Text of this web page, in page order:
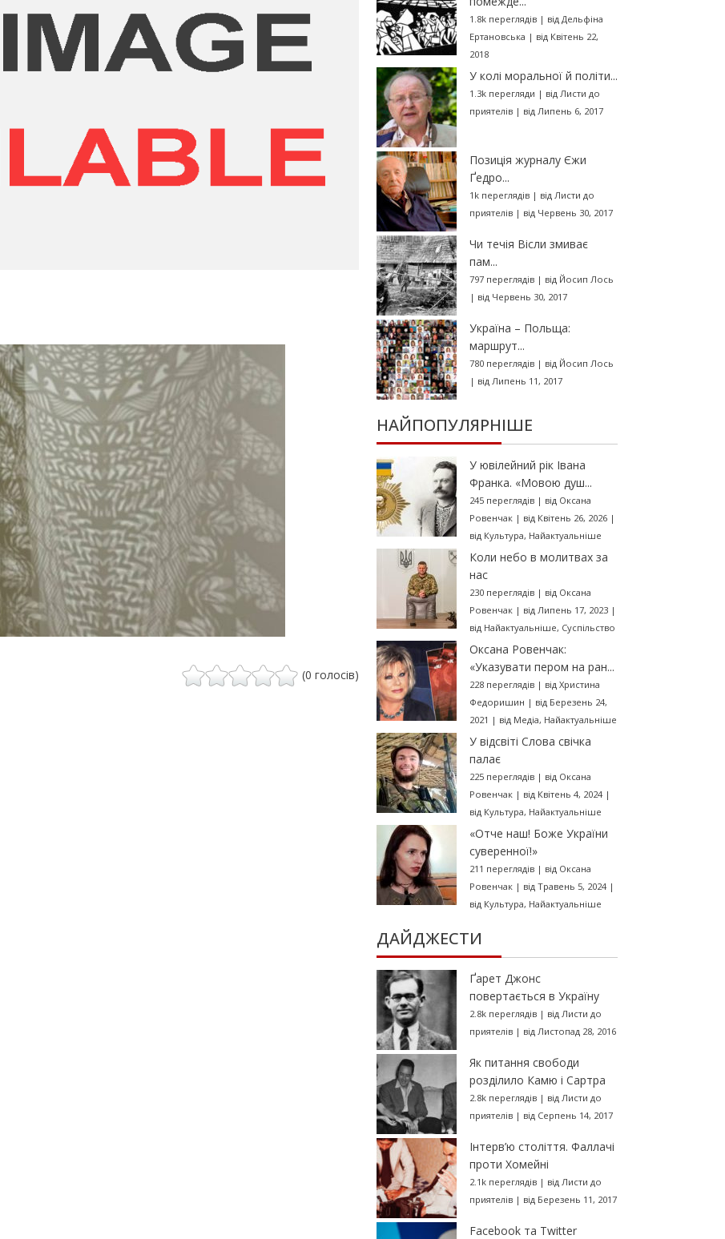
(0 голосів)
1.8k переглядів| від Дельфіна
Ертановська | від Квітень 22,
2018
У колі моральної й політи...
1.3k перегляди | від Листи до
приятелів| від Липень 6, 2017
Позиція журналу Єжи
Ґедро...
1k переглядів| від Листи до
приятелів| від Червень 30, 2017
Чи течія Вісли змиває
пам...
797 переглядів| від Йосип Лось
| від Червень 30, 2017
Україна – Польща:
маршрут...
780 переглядів| від Йосип Лось
| від Липень 11, 2017
НАЙПОПУЛЯРНІШЕ
У ювілейний рік Івана
Франка. «Мовою душ...
245 переглядів| від Оксана
Ровенчак| від Квітень 26, 2026|
від Культура, Найактуальніше
Коли небо в молитвах за
нас
230 переглядів| від Оксана
Ровенчак| від Липень 17, 2023|
від Найактуальніше, Суспільство
Оксана Ровенчак:
«Указувати пером на ран...
228 переглядів| від Христина
Федоришин | від Березень 24,
2021 | від Медіа, Найактуальніше
У відсвіті Слова свічка
палає
225 переглядів| від Оксана
Ровенчак| від Квітень 4, 2024|
від Культура, Найактуальніше
«Отче наш! Боже України
суверенної!»
211 переглядів| від Оксана
Ровенчак| від Травень 5, 2024|
від Культура, Найактуальніше
ДАЙДЖЕСТИ
Ґарет Джонс
повертається в Україну
2.8k переглядів| від Листи до
приятелів| від Листопад 28, 2016
Як питання свободи
розділило Камю і Сартра
2.8k переглядів| від Листи до
приятелів| від Серпень 14, 2017
Інтерв’ю століття. Фаллачі
проти Хомейні
2.1k переглядів| від Листи до
приятелів| від Березень 11, 2017
Facebook та Twitter